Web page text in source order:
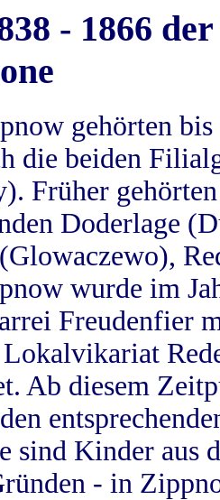
- 1866
gehörten
die beiden
Früher
Doderlage
wurde im
Freudenfier
Ab diesem
sind Kinder aus
- in